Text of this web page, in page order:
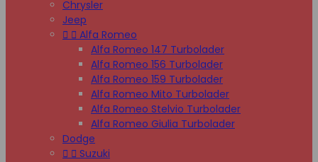
Chrysler
Jeep
  Alfa Romeo
Alfa Romeo 147 Turbolader
Alfa Romeo 156 Turbolader
Alfa Romeo 159 Turbolader
Alfa Romeo Mito Turbolader
Alfa Romeo Stelvio Turbolader
Alfa Romeo Giulia Turbolader
Dodge
  Suzuki